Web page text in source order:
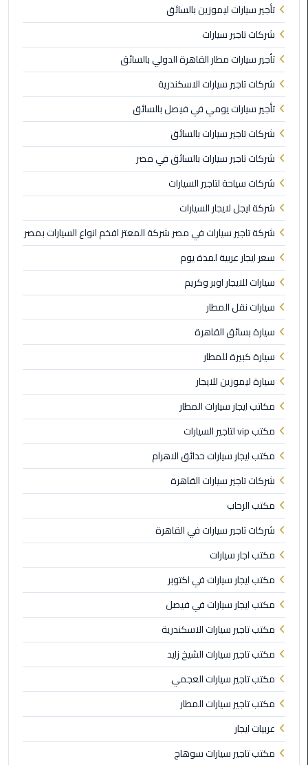
ليموزين
البحيرة
ليموزين
بلطيم
ليموزين
بورسعيد
ليموزين
الشرقية
ليموزين
بنها
ليموزين
العبور
ليموزين
6
اكتوبر
الخط
الساخن
ليموزين
العاصمة
ليموزين
الخط
الساخن
تاكسى
ليموزين
مصر
خدمة
VIP
ايجار
سيارات
في
مصر
ليموزين
اون
لاين
تأجير سيارات ليموزين بالسائق
شركات تاجير سيارات
تأجير سيارات مطار القاهرة الدولي بالسائق
شركات تاجير سيارات الاسكندرية
تأجير سيارات يومي في فيصل بالسائق
شركات تاجير سيارات بالسائق
شركات تاجير سيارات بالسائق في مصر
شركات سياحة لتاجير السيارات
شركة ايجل لايجار السيارات
شركة تاجير سيارات في مصر شركة المعتز افخم انواع السيارات بمصر
سعر ايجار عربية لمدة يوم
سيارات للايجار اوبر وكريم
سيارات نقل المطار
سيارة بسائق القاهرة
سيارة كبيرة للمطار
سيارة ليموزين للايجار
مكاتب ايجار سيارات المطار
مكتب vip لتاجير السيارات
مكتب ايجار سيارات حدائق الاهرام
شركات تاجير سيارات القاهرة
مكتب الرحاب
شركات تاجير سيارات في القاهرة
مكتب اجار سيارات
مكتب ايجار سيارات في اكتوبر
مكتب ايجار سيارات في فيصل
مكتب تاجير سيارات الاسكندرية
مكتب تاجير سيارات الشيخ زايد
مكتب تاجير سيارات العجمي
مكتب تاجير سيارات المطار
عربيات ايجار
مكتب تاجير سيارات سوهاج